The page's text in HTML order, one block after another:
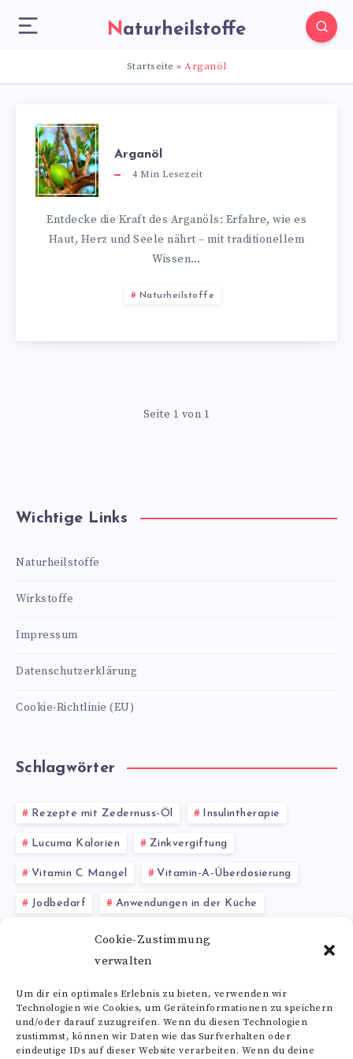
Cookie-Zustimmung
verwalten
Um dir ein optimales Erlebnis zu bieten, verwenden wir
Technologien wie Cookies, um Geräteinformationen zu speichern
und/oder darauf zuzugreifen. Wenn du diesen Technologien
zustimmst, können wir Daten wie das Surfverhalten oder
eindeutige IDs auf dieser Website verarbeiten. Wenn du deine
Naturheilstoffe
Startseite » Arganöl
Arganöl
4Min Lesezeit
Entdecke die Kraft des Arganöls: Erfahre, wie es
Haut, Herz und Seele nährt – mit traditionellem
Wissen…
Naturheilstoffe
Seite 1 von 1
Wichtige Links
Naturheilstoffe
Wirkstoffe
Impressum
Datenschutzerklärung
Cookie-Richtlinie (EU)
Schlagwörter
Rezepte mit Zedernuss-Öl Insulintherapie
Lucuma Kalorien Zinkvergiftung
Vitamin C Mangel Vitamin-A-Überdosierung
Jodbedarf Anwendungen in der Küche
Echinacea in der Homöopathie
Granatapfel essen
Alle Schlagwörter